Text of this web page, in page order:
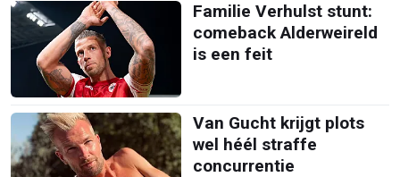
Familie Verhulst stunt:
comeback Alderweireld
is een feit
Van Gucht krijgt plots
wel héél straffe
concurrentie